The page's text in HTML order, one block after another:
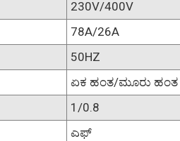
230V/400V
78A/26A
50HZ
ಏಕ ಹಂತ/ಮೂರು ಹಂತ
1/0.8
ಎಫ್